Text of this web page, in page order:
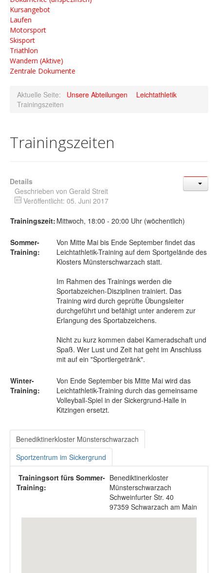
Wandern (Aktive)
Zentrale Dokumente
Kursangebot
Laufen
Motorsport
Skisport
Triathlon
Wandern (Aktive)
Zentrale Dokumente
Aktuelle Seite: Unsere Abteilungen
Leichtathletik
Trainingszeiten
Trainingszeiten
Details
Geschrieben von Gerald Streit
Veröffentlicht: 05. Juni 2017
Trainingszeit: Mittwoch, 18:00 - 20:00 Uhr (wöchentlich)
Sommer-
Training:
Von Mitte Mai bis Ende September findet das
Leichtathletik-Training auf dem Sportgelände des
Klosters Münsterschwarzach statt.
Im Rahmen des Trainings werden die
Sportabzeichen-Disziplinen trainiert. Das
Training wird durch geprüfte Übungsleiter
durchgeführt und befähigt unter anderem zur
Erlangung des Sportabzeichens.
Nicht zu kurz kommen dabei Kameradschaft und
Spaß. Wer Lust und Zeit hat geht im Anschluss
mit auf ein "Sportlergetränk".
Winter-
Training:
Von Ende September bis Mitte Mai wird das
Leichtathletik-Training durch das gemeinsame
Volleyball-Spiel in der Sickergrund-Halle in
Kitzingen ersetzt.
Benediktinerkloster Münsterschwarzach
Sportzentrum im Sickergrund
Trainingsort fürs Sommer-
Training:
Benediktinerkloster
Münsterschwarzach
Schweinfurter Str. 40
97359 Schwarzach am Main